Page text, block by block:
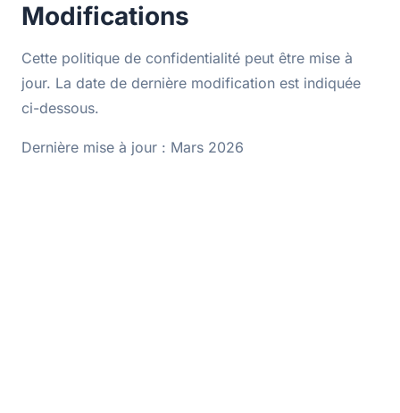
Modifications
Cette politique de confidentialité peut être mise à
jour. La date de dernière modification est indiquée
ci-dessous.
Dernière mise à jour : Mars 2026